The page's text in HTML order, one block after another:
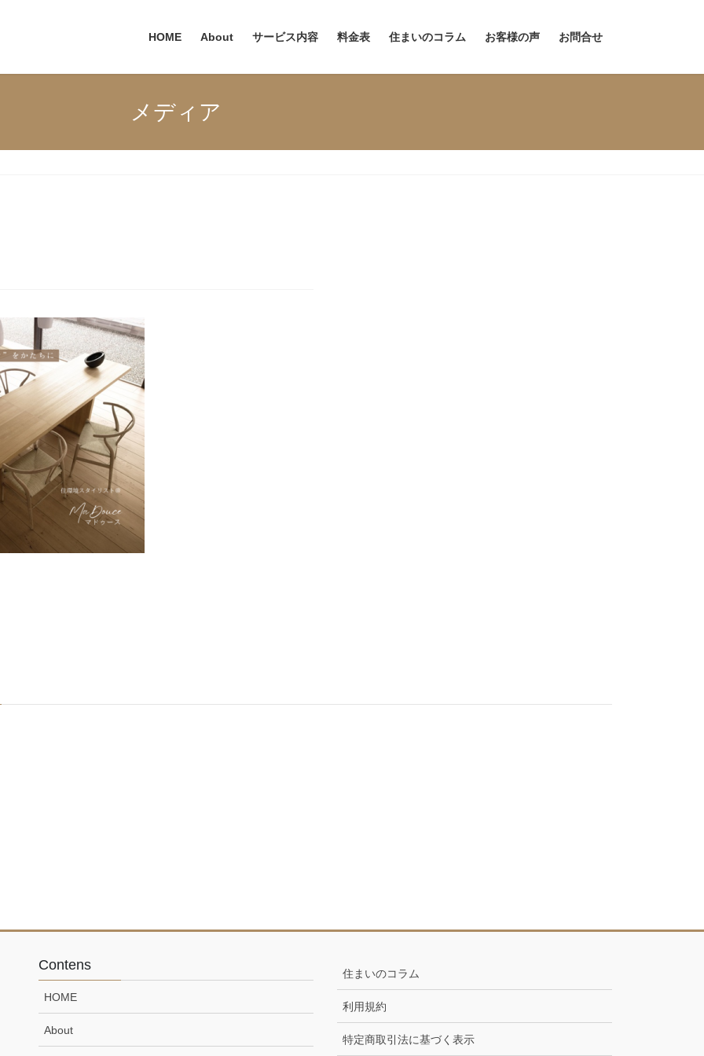
HOME About サービス内容 料金表 住まいのコラム お客様の声 お問合せ
メディア
Contens
HOME
About
住まいのコラム
利用規約
特定商取引法に基づく表示